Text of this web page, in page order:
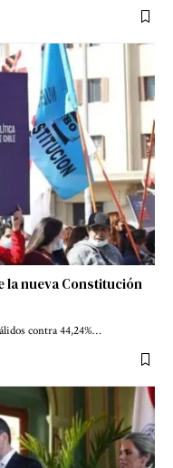
la nueva Constitución
contra 44,24%…